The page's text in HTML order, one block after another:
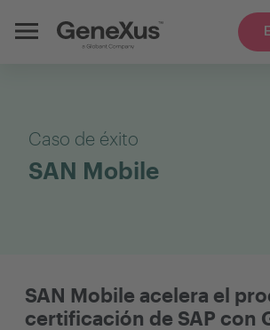
Caso de éxito
SAN Mobile
SAN Mobile acelera el
certificación de SAP con